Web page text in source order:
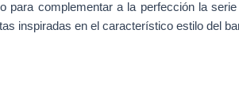
complementar a la perfección la
inspiradas en el característico estilo del